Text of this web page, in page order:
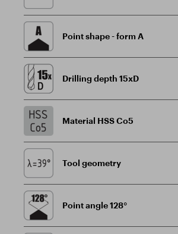
Point shape - form A
Drilling depth 15xD
Material HSS Co5
Tool geometry
Point angle 128°